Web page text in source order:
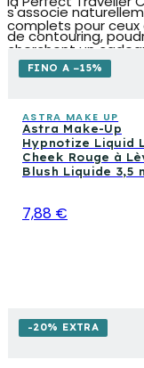
complets pour ceux
cherchent un
s'associe
de contouring,
trouver les bases
des joues. Les
visage
fini lumineux final.
FINO A −15%
ASTRA MAKE UP
Astra Make-Up
Hypnotize Liquid
Cheek Rouge à
Blush Liquide 3,5
7,88 €
-20% EXTRA